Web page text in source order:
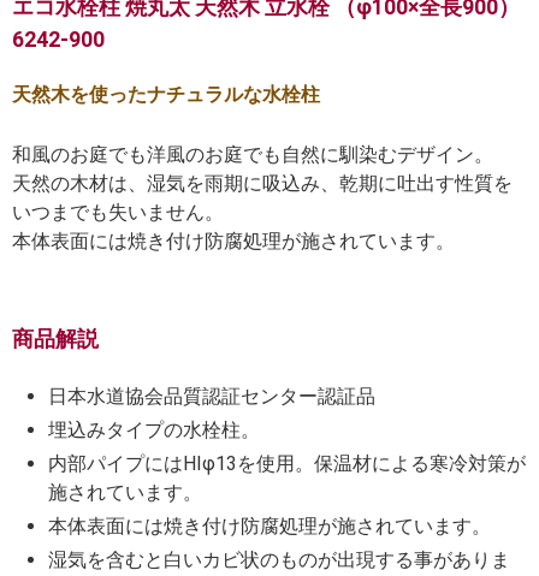
エコ水栓柱 焼丸太 天然木 立水栓 （φ100×全長900）
6242-900
天然木を使ったナチュラルな水栓柱
和風のお庭でも洋風のお庭でも自然に馴染むデザイン。
天然の木材は、湿気を雨期に吸込み、乾期に吐出す性質を
いつまでも失いません。
本体表面には焼き付け防腐処理が施されています。
商品解説
日本水道協会品質認証センター認証品
埋込みタイプの水栓柱。
内部パイプにはHIφ13を使用。保温材による寒冷対策が
施されています。
本体表面には焼き付け防腐処理が施されています。
湿気を含むと白いカビ状のものが出現する事がありま